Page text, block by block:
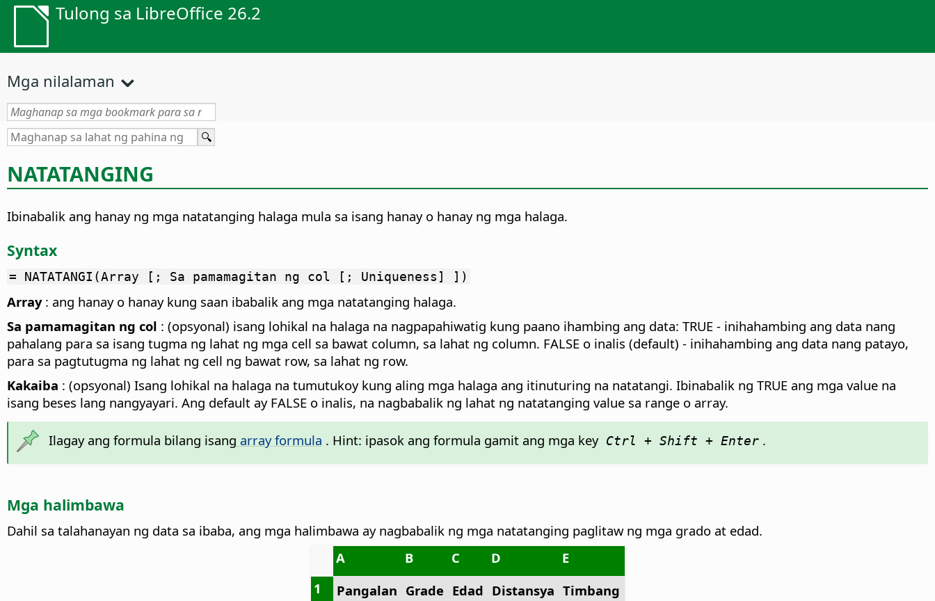
Tulong sa LibreOffice 26.2
Mga nilalaman
NATATANGING
Ibinabalik ang hanay ng mga natatanging halaga mula sa isang hanay o hanay ng mga halaga.
Syntax
= NATATANGI(Array [; Sa pamamagitan ng col [; Uniqueness] ])
Array: ang hanay o hanay kung saan ibabalik ang mga natatanging halaga.
Sa pamamagitan ng col : (opsyonal) isang lohikal na halaga na nagpapahiwatig kung paano ihambing ang data: TRUE - inihahambing ang data nang
pahalang para sa isang tugma ng lahat ng mga cell sa bawat column, sa lahat ng column. FALSE o inalis (default) - inihahambing ang data nang patayo,
para sa pagtutugma ng lahat ng cell ng bawat row, sa lahat ng row.
Kakaiba : (opsyonal) Isang lohikal na halaga na tumutukoy kung aling mga halaga ang itinuturing na natatangi. Ibinabalik ng TRUE ang mga value na
isang beses lang nangyayari. Ang default ay FALSE o inalis, na nagbabalik ng lahat ng natatanging value sa range o array.
Ilagay ang formula bilang isang array formula . Hint: ipasok ang formula gamit ang mga keyCtrl + Shift + Enter.
Mga halimbawa
Dahil sa talahanayan ng data sa ibaba, ang mga halimbawa ay nagbabalik ng mga natatanging paglitaw ng mga grado at edad.
A
B C D
E
1
Pangalan Grade Edad Distansya Timbang